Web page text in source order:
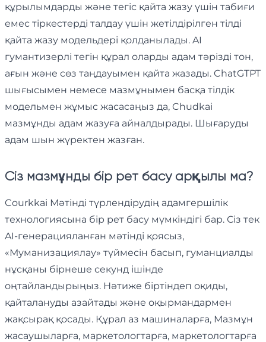
құрылымдарды және тегіс қайта жазу үшін табиғи
емес тіркестерді талдау үшін жетілдірілген тілді
қайта жазу модельдері қолданылады. AI
гумантизерлі тегін құрал оларды адам тәрізді тон,
ағын және сөз таңдауымен қайта жазады. ChatGTPT
шығысымен немесе мазмұнымен басқа тілдік
модельмен жұмыс жасасаңыз да, Chudkai
мазмұнды адам жазуға айналдырады. Шығаруды
адам шын жүректен жазған.
Сіз мазмұнды бір рет басу арқылы ма?
Courkkai Мәтінді түрлендірудің адамгершілік
технологиясына бір рет басу мүмкіндігі бар. Сіз тек
AI-генерацияланған мәтінді қоясыз,
«Муманизациялау» түймесін басып, гуманциалды
нұсқаны бірнеше секунд ішінде
оңтайландырыңыз. Нәтиже біртіндеп оқиды,
қайталануды азайтады және оқырмандармен
жақсырақ қосады. Құрал аз машиналарға, Мазмұн
жасаушыларға, маркетологтарға, маркетологтарға